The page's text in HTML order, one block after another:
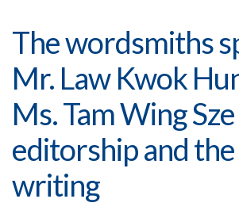
Law
Kwok
Hung
and
Ms.
Tam
The wordsmiths
Mr. Law Kwok
Ms. Tam Wing
editorship and
writing